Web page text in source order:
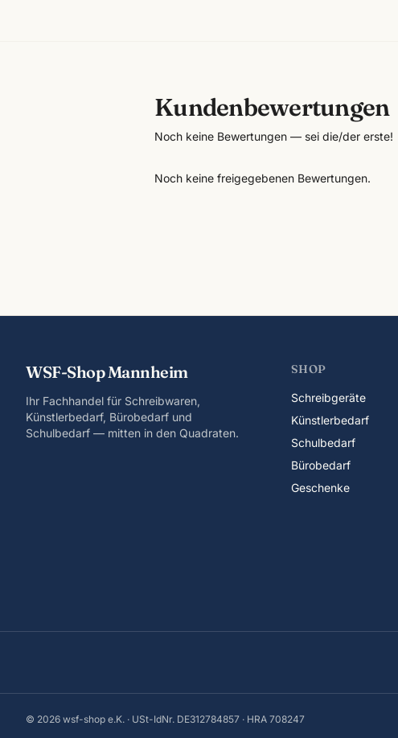
Kundenbewertungen
Noch keine Bewertungen — sei die/der erste!
Noch keine freigegebenen Bewertungen.
WSF-Shop Mannheim
Ihr Fachhandel für Schreibwaren,
Künstlerbedarf, Bürobedarf und
Schulbedarf — mitten in den Quadraten.
SHOP
Schreibgeräte
Künstlerbedarf
Schulbedarf
Bürobedarf
Geschenke
© 2026 wsf-shop e.K. · USt-IdNr. DE312784857 · HRA 708247